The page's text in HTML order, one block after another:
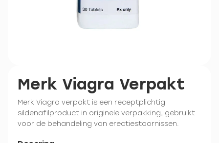
Merk Viagra Verpakt
Merk Viagra verpakt is een receptplichtig
sildenafilproduct in originele verpakking, gebruikt
voor de behandeling van erectiestoornissen.